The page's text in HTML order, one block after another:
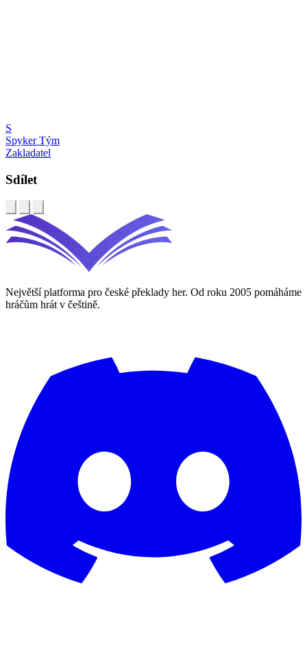
S
Spyker Tým
Zakladatel
Sdílet
Největší platforma pro české překlady her. Od roku 2005 pomáháme
hráčům hrát v češtině.